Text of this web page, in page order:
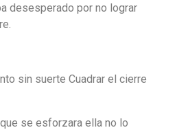
desesperado por no lograr
sin suerte Cuadrar el cierre
se esforzara ella no lo